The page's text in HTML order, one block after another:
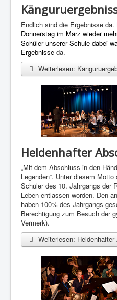
Endlich sind die Ergebnisse da.
Donnerstag im März wieder
Schüler unserer Schule dabei
Ergebnisse da.
Weiterlesen:
Heldenhafter
„Mit dem Abschluss in den
Legenden“. Unter diesem
Schüler des 10. Jahrgangs der
Leben entlassen worden. Den
haben 100% des Jahrgangs
Berechtigung zum Besuch der
Vermerk).
Weiterlesen: